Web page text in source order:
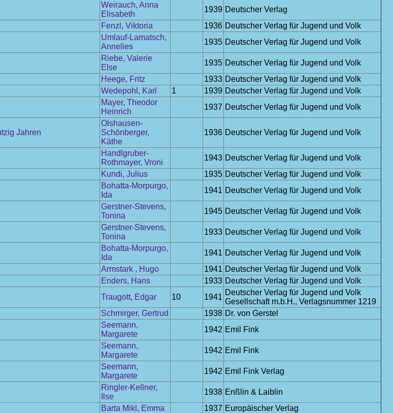
Weirauch, Anna
Elisabeth
1939 Deutscher Verlag
Fenzl, Viktoria 1936 Deutscher Verlag für Jugend und Volk
Umlauf-Lamatsch,
Annelies
1935 Deutscher Verlag für Jugend und Volk
Riebe, Valerie
Else
1935 Deutscher Verlag für Jugend und Volk
Heege, Fritz 1933 Deutscher Verlag für Jugend und Volk
Wedepohl, Karl 1 1939 Deutscher Verlag für Jugend und Volk
Mayer, Theodor
Heinrich
1937 Deutscher Verlag für Jugend und Volk
Jahren
Olshausen-
Schönberger,
Käthe
1936 Deutscher Verlag für Jugend und Volk
Handlgruber-
Rothmayer, Vroni
1943 Deutscher Verlag für Jugend und Volk
Kundi, Julius 1935 Deutscher Verlag für Jugend und Volk
Bohatta-Morpurgo,
Ida
1941 Deutscher Verlag für Jugend und Volk
Gerstner-Stevens,
Tonina
1945 Deutscher Verlag für Jugend und Volk
Gerstner-Stevens,
Tonina
1933 Deutscher Verlag für Jugend und Volk
Bohatta-Morpurgo,
Ida
1941 Deutscher Verlag für Jugend und Volk
Armstark , Hugo 1941 Deutscher Verlag für Jugend und Volk
Enders, Hans 1933 Deutscher Verlag für Jugend und Volk
Traugott, Edgar 10 1941
Deutscher Verlag für Jugend und Volk
Gesellschaft m.b.H., Verlagsnummer 1219
Schmirger, Gertrud 1938 Dr. von Gerstel
Seemann,
Margarete
1942 Emil Fink
Seemann,
Margarete
1942 Emil Fink
Seemann,
Margarete
1942 Emil Fink Verlag
Ringler-Kellner,
Ilse
1938 Enßlin & Laiblin
Barta Mikl, Emma 1937 Europäischer Verlag